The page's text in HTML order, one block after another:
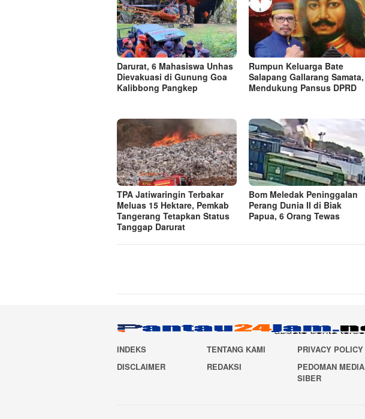
Darurat, 6 Mahasiswa Unhas
Dievakuasi di Gunung Goa
Kalibbong Pangkep
Rumpun Keluarga Bate
Salapang Gallarang Samata,
Mendukung Pansus DPRD
TPA Jatiwaringin Terbakar
Meluas 15 Hektare, Pemkab
Tangerang Tetapkan Status
Tanggap Darurat
Bom Meledak Peninggalan
Perang Dunia II di Biak
Papua, 6 Orang Tewas
INDEKS TENTANG KAMI
PRIVACY POLICY
DISCLAIMER
REDAKSI
PEDOMAN MEDIA
SIBER